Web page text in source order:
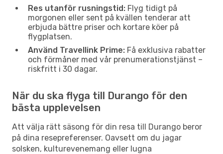
Res utanför rusningstid: Flyg tidigt på
morgonen eller sent på kvällen tenderar att
erbjuda bättre priser och kortare köer på
flygplatsen.
Använd Travellink Prime: Få exklusiva rabatter
och förmåner med vår prenumerationstjänst –
riskfritt i 30 dagar.
När du ska flyga till Durango för den
bästa upplevelsen
Att välja rätt säsong för din resa till Durango beror
på dina resepreferenser. Oavsett om du jagar
solsken, kulturevenemang eller lugna